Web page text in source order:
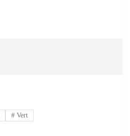
# Vert